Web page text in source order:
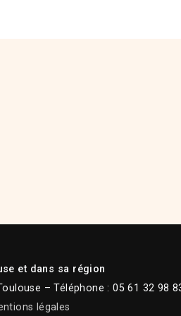
et dans sa région
– Téléphone : 05 61 32 98
légales